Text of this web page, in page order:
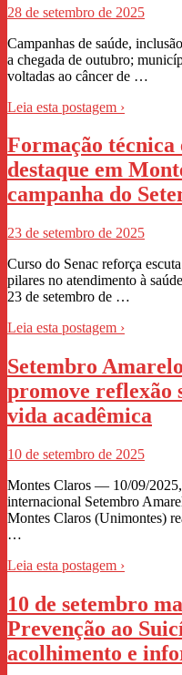
28 de setembro de 2025
Campanhas de saúde,
a chegada de outubro;
voltadas ao câncer de …
Leia esta postagem ›
Formação técnica
destaque em
campanha do
23 de setembro de 2025
Curso do Senac reforça
pilares no atendimento à
23 de setembro de …
Leia esta postagem ›
Setembro
promove reflexão
vida acadêmica
10 de setembro de 2025
Montes Claros — 10/09/2025,
internacional Setembro
Montes Claros (Unimontes)
…
Leia esta postagem ›
10 de setembro
Prevenção ao
acolhimento e